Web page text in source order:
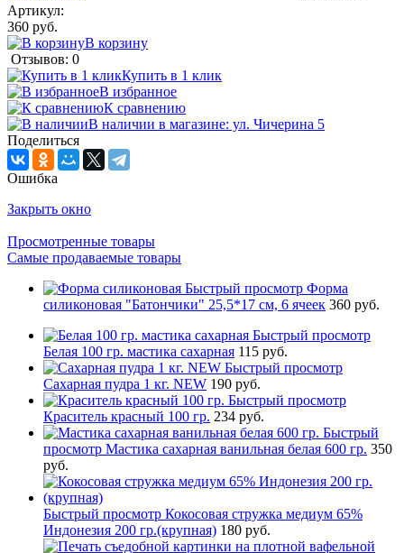
Артикул:
360 руб.
В корзину
Отзывов: 0
Купить в 1 клик
В избранное
К сравнению
В наличии в магазине: ул. Чичерина 5
Поделиться
Ошибка
Закрыть окно
Просмотренные товары
Самые продаваемые товары
Быстрый просмотр Форма
силиконовая "Батончики" 25,5*17 см, 6 ячеек 360 руб.
Быстрый просмотр
Белая 100 гр. мастика сахарная 115 руб.
Быстрый просмотр
Сахарная пудра 1 кг. NEW 190 руб.
Быстрый просмотр
Краситель красный 100 гр. 234 руб.
Быстрый
просмотр Мастика сахарная ванильная белая 600 гр. 350
руб.
Быстрый просмотр Кокосовая стружка медиум 65%
Индонезия 200 гр.(крупная) 180 руб.